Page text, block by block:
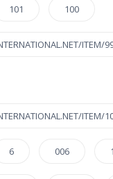
101 100
ITEM/
ITEM/
6 006